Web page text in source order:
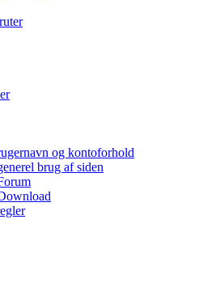
og kontoforhold
brug af siden